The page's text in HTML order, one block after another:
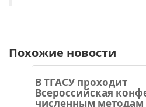
Похожие новости
В ТГАСУ проходит
Всероссийская
численным методам